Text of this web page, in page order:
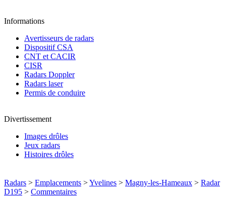
Informations
Avertisseurs de radars
Dispositif CSA
CNT et CACIR
CISR
Radars Doppler
Radars laser
Permis de conduire
Divertissement
Images drôles
Jeux radars
Histoires drôles
Radars > Emplacements >Yvelines > Magny-les-Hameaux > Radar
D195 > Commentaires